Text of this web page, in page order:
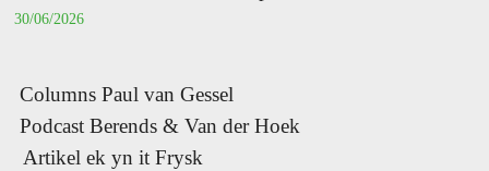
30/06/2026
Columns Paul van Gessel
Podcast Berends & Van der Hoek
Artikel ek yn it Frysk